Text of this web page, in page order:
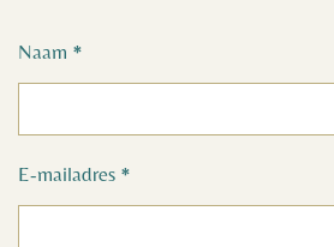
Naam *
E-mailadres *